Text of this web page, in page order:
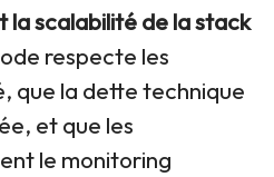
la scalabilité de la stack
respecte les
que la dette technique
et que les
le monitoring